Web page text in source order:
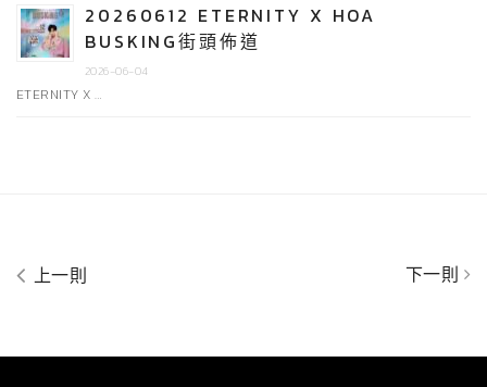
20260612 ETERNITY X HOA
BUSKING街頭佈道
2026-06-04
ETERNITY X …
上一則 下一則